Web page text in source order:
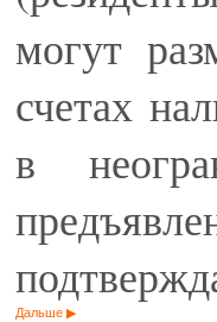
могут
счетах
в
Дальше